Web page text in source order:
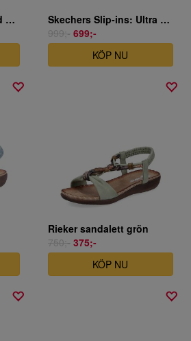
Rieker slip in mönstrad vegansk
Skechers Slip-ins: Ultra Flex 3.0 - Never Better - sandal dam marinblå
999;- 699;-
KÖP NU
Rieker sandalett grön
750;- 375;-
KÖP NU